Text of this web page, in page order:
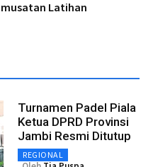
Latihan
Turnamen Padel Piala
Ketua DPRD Provinsi
Jambi Resmi Ditutup
REGIONAL